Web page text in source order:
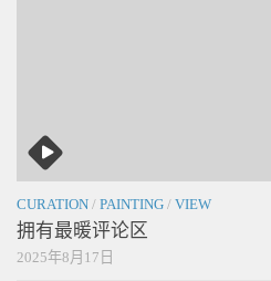
CURATION / PAINTING / VIEW
拥有最暖评论区
2025年8月17日